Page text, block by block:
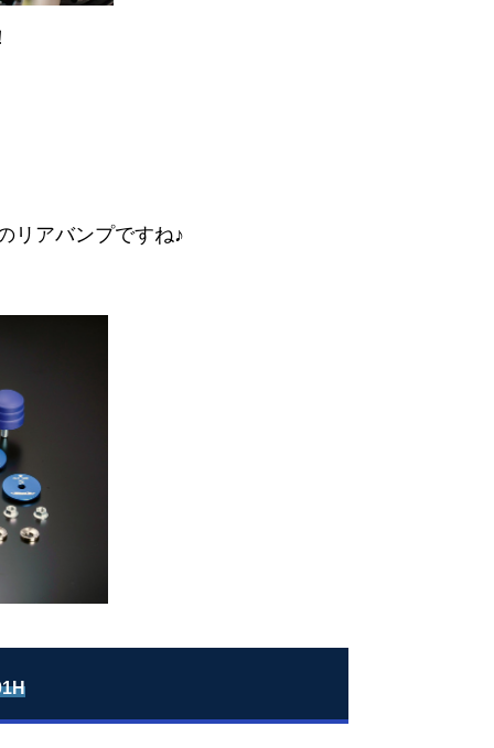
リアバンプですね♪